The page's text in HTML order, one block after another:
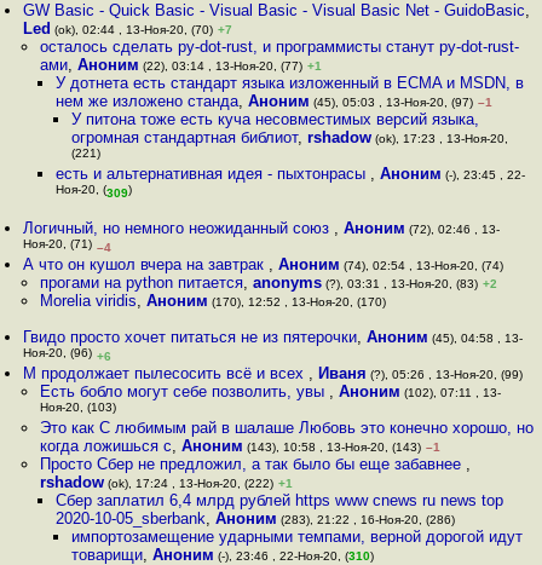
GW Basic - Quick Basic - Visual Basic - Visual Basic Net - GuidoBasic,
Led (ok), 02:44 , 13-Ноя-20, (70) +7
осталось сделать py-dot-rust, и программисты станут py-dot-rust-
ами, Аноним (22), 03:14 , 13-Ноя-20, (77) +1
У дотнета есть стандарт языка изложенный в ECMA и MSDN, в
нем же изложено станда, Аноним (45), 05:03 , 13-Ноя-20, (97) –1
У питона тоже есть куча несовместимых версий языка,
огромная стандартная библиот,rshadow (ok), 17:23 , 13-Ноя-20,
(221)
есть и альтернативная идея - пыхтонрасы , Аноним (-), 23:45 , 22-
Ноя-20, (309)
Логичный, но немного неожиданный союз ,Аноним (72), 02:46 , 13-
Ноя-20, (71) –4
А что он кушол вчера на завтрак ,Аноним (74), 02:54 , 13-Ноя-20, (74)
прогами на python питается, anonyms(?), 03:31 , 13-Ноя-20, (83) +2
Morelia viridis, Аноним (170), 12:52 , 13-Ноя-20, (170)
Гвидо просто хочет питаться не из пятерочки,Аноним (45), 04:58 , 13-
Ноя-20, (96) +6
M продолжает пылесосить всё и всех , Иваня (?), 05:26 , 13-Ноя-20, (99)
Есть бобло могут себе позволить, увы , Аноним (102), 07:11 , 13-
Ноя-20, (103)
Это как С любимым рай в шалаше Любовь это конечно хорошо, но
когда ложишься с, Аноним (143), 10:58 , 13-Ноя-20, (143) –1
Просто Сбер не предложил, а так было бы еще забавнее ,
rshadow(ok), 17:24 , 13-Ноя-20, (222) +1
Сбер заплатил 6,4 млрд рублей https www cnews ru news top
2020-10-05_sberbank, Аноним (283), 21:22 , 16-Ноя-20, (286)
импортозамещение ударными темпами, верной дорогой идут
товарищи,Аноним (-), 23:46 , 22-Ноя-20, (310)